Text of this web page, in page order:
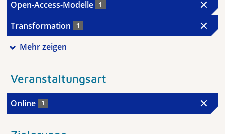
Open-Access-Modelle 1
Transformation 1
Mehr zeigen
Veranstaltungsart
Online 1